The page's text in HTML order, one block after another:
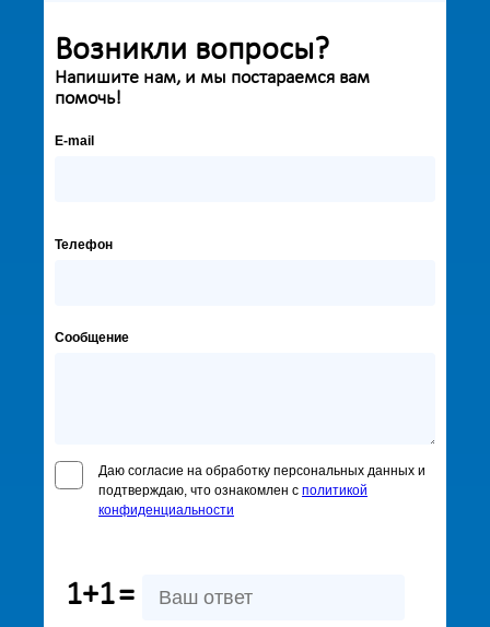
Возникли вопросы?
Напишите нам, и мы постараемся вам
помочь!
E-mail
Телефон
Сообщение
Даю согласие на обработку персональных данных и
подтверждаю, что ознакомлен с политикой
конфиденциальности
1+1=